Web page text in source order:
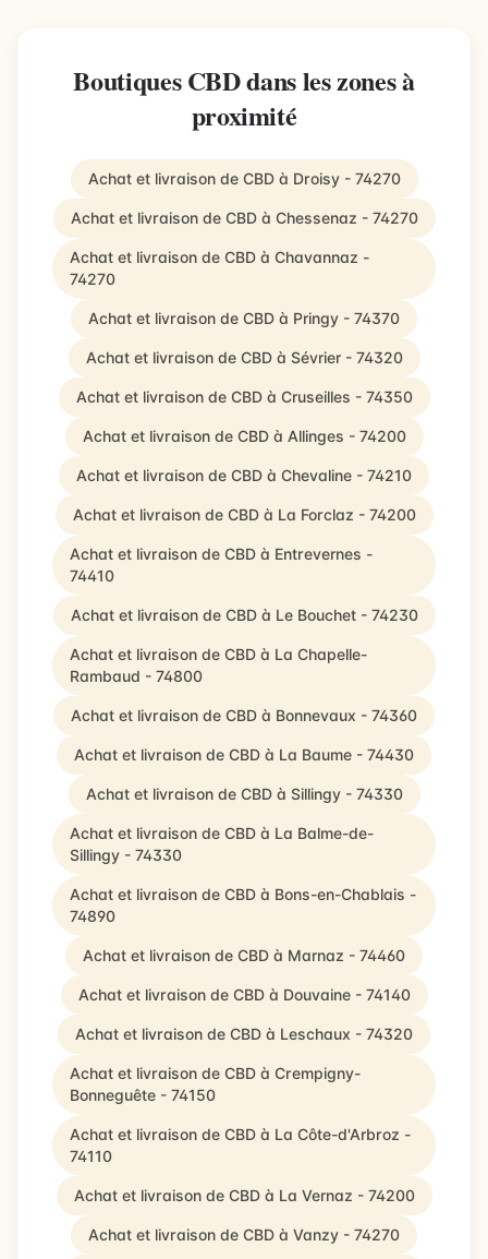
Boutiques CBD dans les zones à
proximité
Achat et livraison de CBD à Droisy - 74270
Achat et livraison de CBD à Chessenaz - 74270
Achat et livraison de CBD à Chavannaz -
74270
Achat et livraison de CBD à Pringy - 74370
Achat et livraison de CBD à Sévrier - 74320
Achat et livraison de CBD à Cruseilles - 74350
Achat et livraison de CBD à Allinges - 74200
Achat et livraison de CBD à Chevaline - 74210
Achat et livraison de CBD à La Forclaz - 74200
Achat et livraison de CBD à Entrevernes -
74410
Achat et livraison de CBD à Le Bouchet - 74230
Achat et livraison de CBD à La Chapelle-
Rambaud - 74800
Achat et livraison de CBD à Bonnevaux - 74360
Achat et livraison de CBD à La Baume - 74430
Achat et livraison de CBD à Sillingy - 74330
Achat et livraison de CBD à La Balme-de-
Sillingy - 74330
Achat et livraison de CBD à Bons-en-Chablais -
74890
Achat et livraison de CBD à Marnaz - 74460
Achat et livraison de CBD à Douvaine - 74140
Achat et livraison de CBD à Leschaux - 74320
Achat et livraison de CBD à Crempigny-
Bonneguête - 74150
Achat et livraison de CBD à La Côte-d'Arbroz -
74110
Achat et livraison de CBD à La Vernaz - 74200
Achat et livraison de CBD à Vanzy - 74270